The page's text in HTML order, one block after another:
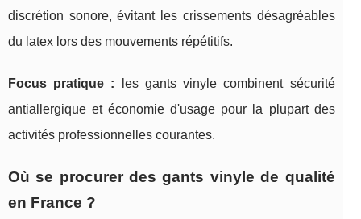
discrétion sonore, évitant les crissements désagréables
du latex lors des mouvements répétitifs.
Focus pratique : les gants vinyle combinent sécurité
antiallergique et économie d'usage pour la plupart des
activités professionnelles courantes.
Où se procurer des gants vinyle de qualité
en France ?